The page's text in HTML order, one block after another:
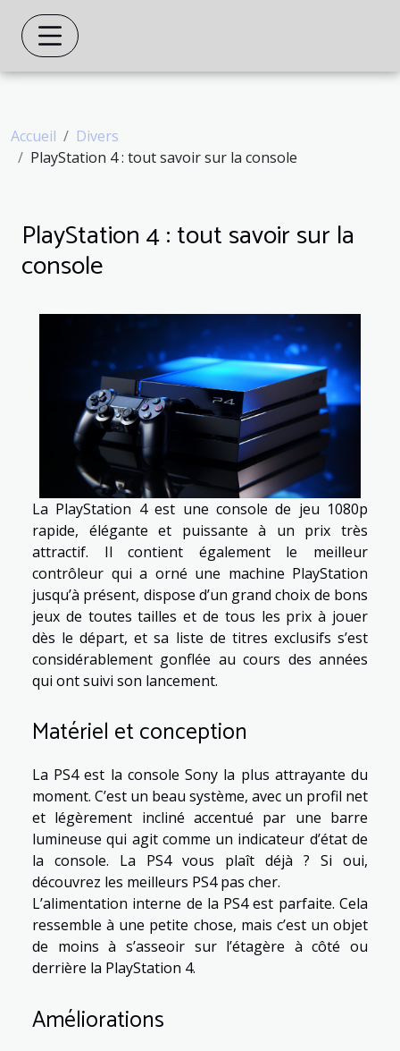
Accueil
Divers
PlayStation 4 : tout savoir sur la console
PlayStation 4 : tout savoir sur la
console
La PlayStation 4 est une console de jeu 1080p
rapide, élégante et puissante à un prix très
attractif. Il contient également le meilleur
contrôleur qui a orné une machine PlayStation
jusqu’à présent, dispose d’un grand choix de bons
jeux de toutes tailles et de tous les prix à jouer
dès le départ, et sa liste de titres exclusifs s’est
considérablement gonflée au cours des années
qui ont suivi son lancement.
Matériel et conception
La PS4 est la console Sony la plus attrayante du
moment. C’est un beau système, avec un profil net
et légèrement incliné accentué par une barre
lumineuse qui agit comme un indicateur d’état de
la console. La PS4 vous plaît déjà ? Si oui,
découvrez les meilleurs PS4 pas cher.
L’alimentation interne de la PS4 est parfaite. Cela
ressemble à une petite chose, mais c’est un objet
de moins à s’asseoir sur l’étagère à côté ou
derrière la PlayStation 4.
Améliorations